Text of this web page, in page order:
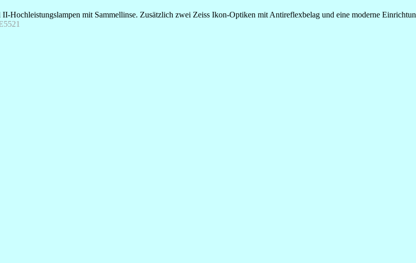
Hochleistungslampen mit Sammellinse. Zusätzlich zwei Zeiss Ikon-Optiken mit Antireflexbelag und eine moderne